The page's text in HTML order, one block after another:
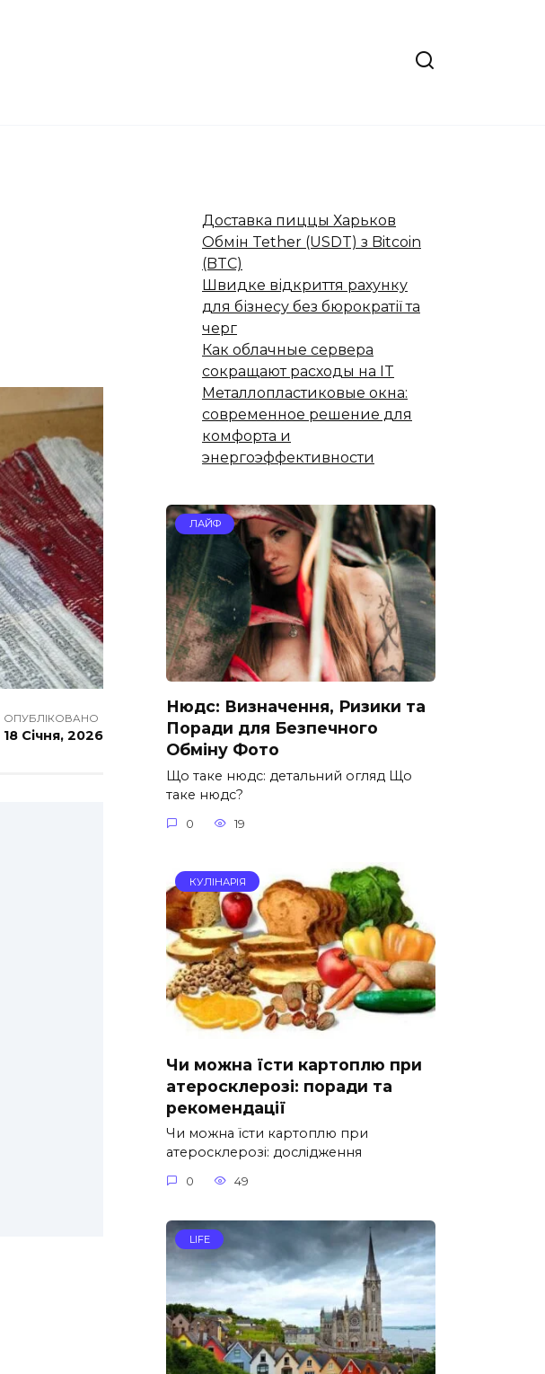
ОПУБЛІКОВАНО
18 Січня, 2026
Доставка пиццы Харьков
Обмін Tether (USDT) з Bitcoin
(BTC)
Швидке відкриття рахунку
для бізнесу без бюрократії та
черг
Как облачные сервера
сокращают расходы на IT
Металлопластиковые окна:
современное решение для
комфорта и
энергоэффективности
ЛАЙФ
Нюдс: Визначення, Ризики та
Поради для Безпечного
Обміну Фото
Що таке нюдс: детальний огляд Що
таке нюдс?
0 19
КУЛІНАРІЯ
Чи можна їсти картоплю при
атеросклерозі: поради та
рекомендації
Чи можна їсти картоплю при
атеросклерозі: дослідження
0 49
LIFE